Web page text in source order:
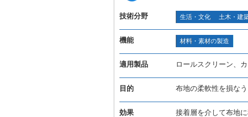
技術分野 生活・文化 土木・建
機能 材料・素材の製造
適用製品 ロールスクリーン、
目的 布地の柔軟性を損な
効果
接着層を介して布地